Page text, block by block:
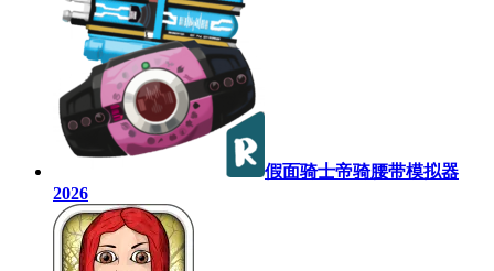
假面骑士帝骑腰带模拟器
2026